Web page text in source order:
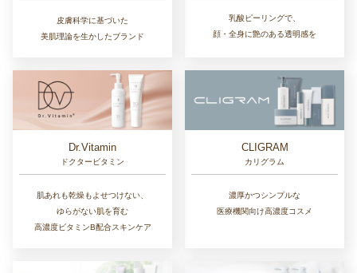
皮膚科学に基づいた
美肌理論を生かしたブランド
乳酸ピーリングで、
顔・全身に艶のある透明感を
Dr.Vitamin
ドクタービタミン
肌あれも乾燥もよせつけない、
ゆらがない肌を育む
高濃度ビタミンB配合スキンケア
CLIGRAM
カリグラム
濃厚かつシンプルな
医療機関向け高濃度コスメ